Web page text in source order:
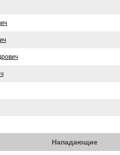
Нападающие